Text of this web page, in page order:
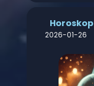
Horoskop
2026-01-26